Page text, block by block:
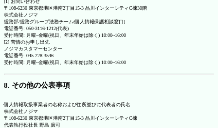
[1] お問い合わせ
〒108-6230 東京都港区港南2丁目15-3 品川インターシティC棟30階
株式会社ノジマ
総務部/総務グループ法務チーム(個人情報保護相談窓口)
電話番号: 050-3116-1212(代表)
受付時間: 月曜~金曜(祝日、年末年始は除く) 10:00~16:00
[2] 苦情のお申し出先
ノジマカスタマーセンター
電話番号: 045-228-3546
受付時間: 月曜~金曜(祝日、年末年始は除く) 10:00~16:00
8. その他の公表事項
個人情報取扱事業者の名称および住所並びに代表者の氏名
株式会社ノジマ
〒108-6230 東京都港区港南2丁目15-3 品川インターシティC棟
代表執行役社長 野島 廣司